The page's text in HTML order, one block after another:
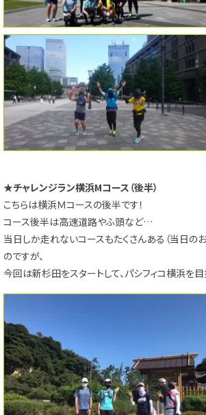
★チャレンジラン横浜Mコース（後半）
こちらは横浜Ｍコースの後半です！
コース後半は高速道路やふ頭など…
当日しか走れないコースもたくさんある（当日のお
のですが、
今回は新杉田をスタートして、パシフィコ横浜を目